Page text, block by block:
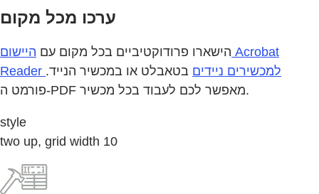
ערכו מכל מקום
הישארו פרודוקטיביים בכל מקום עם היישום Acrobat
Reader למכשירים ניידים בטאבלט או במכשיר הנייד.
פורמט ה-PDF מאפשר לכם לעבוד בכל מכשיר.
style
two up, grid width 10